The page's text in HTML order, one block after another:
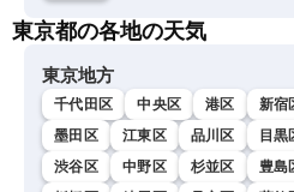
東京都の各地の天気
東京地方
千代田区 中央区 港区 新宿
墨田区
江東区 品川区 目黒
渋谷区
中野区 杉並区 豊島